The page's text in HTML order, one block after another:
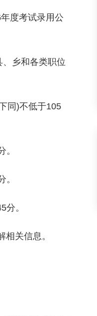
度考试录用公
、乡和各类职位
同)不低于105
。
关信息。